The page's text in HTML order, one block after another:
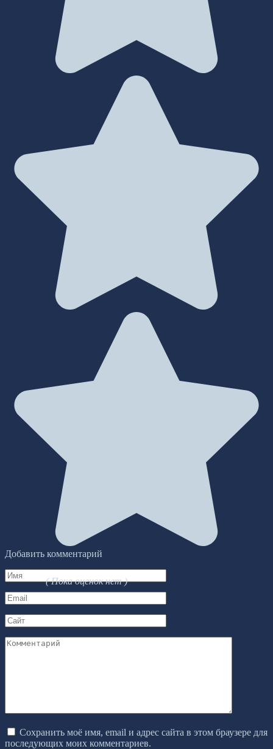
( Пока оценок нет )
Добавить комментарий
Имя
*
Email
*
Сайт
Комментарий
Сохранить моё имя, email и адрес сайта в этом браузере для
последующих моих комментариев.